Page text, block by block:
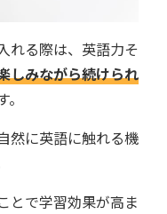
れる際は、英語力そ
しみながら続けられ
然に英語に触れる機
とで学習効果が高ま